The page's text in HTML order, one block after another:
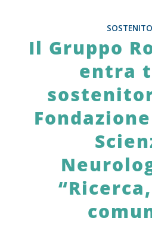
Il Gruppo
entra